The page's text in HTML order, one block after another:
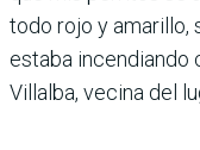
todo rojo y amarillo,
estaba incendiando
Villalba, vecina del